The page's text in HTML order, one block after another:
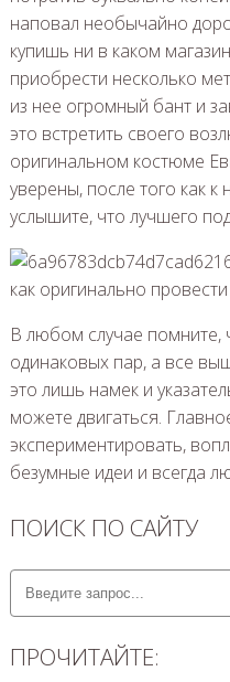
наповал необычайно
купишь ни в каком
приобрести несколько
из нее огромный бант и
это встретить своего
оригинальном костюме
уверены, после того как
услышите, что лучшего
В любом случае помните,
одинаковых пар, а все
это лишь намек и
можете двигаться.
экспериментировать,
безумные идеи и всегда
ПОИСК ПО САЙТУ
ПРОЧИТАЙТЕ: